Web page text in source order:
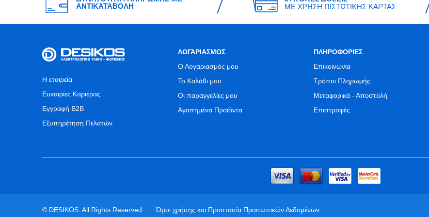
ΑΝΤΙΚΑΤΑΒΟΛΗ
ΜΕ ΧΡΗΣΗ ΠΙΣΤΩΤΙΚΗΣ ΚΑΡΤΑΣ
Η εταιρεία
Ευκαιρίες Καριέρας
Εγγραφή B2B
Εξυπηρέτηση Πελατών
ΛΟΓΑΡΙΑΣΜΟΣ
Ο Λογαριασμός μου
Το Καλάθι μου
Οι παραγγελίες μου
Αγαπημένα Προϊόντα
ΠΛΗΡΟΦΟΡΙΕΣ
Επικοινωνία
Τρόποι Πληρωμής
Μεταφορικά - Αποστολή
Επιστροφές
© DESIKOS. All Rights Reserved. Όροι χρήσης και Προστασία Προσωπικών Δεδομένων